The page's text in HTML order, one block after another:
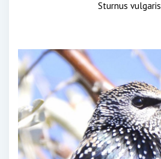
Sturnus vulgaris